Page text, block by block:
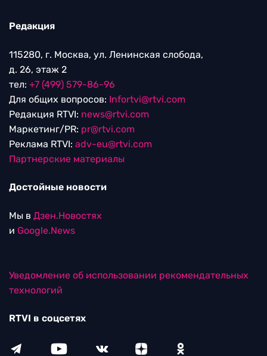
Редакция
115280, г. Москва, ул. Ленинская слобода,
д. 26, этаж 2
тел: +7 (499) 579-86-96
Для общих вопросов: Infortvi@rtvi.com
Редакция RTVI: news@rtvi.com
Маркетинг/PR: pr@rtvi.com
Реклама RTVI: adv-eu@rtvi.com
Партнерские материалы
Достойные новости
Мы в Дзен.Новостях
и Google.News
Уведомление об использовании рекомендательных
технологий
RTVI в соцсетях